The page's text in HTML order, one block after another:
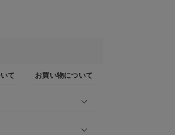
て お買い物について